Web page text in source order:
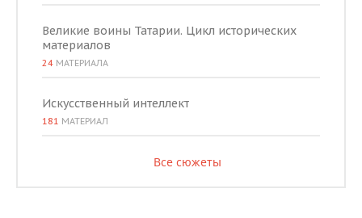
Великие воины Татарии. Цикл исторических
материалов
24 МАТЕРИАЛА
Искусственный интеллект
181 МАТЕРИАЛ
Все сюжеты